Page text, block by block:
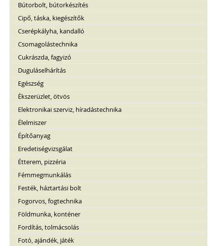
Bútorbolt, bútorkészítés
Cipő, táska, kiegészítők
Cserépkályha, kandalló
Csomagolástechnika
Cukrászda, fagyizó
Duguláselhárítás
Egészség
Ékszerüzlet, ötvös
Elektronikai szerviz, híradástechnika
Élelmiszer
Építőanyag
Eredetiségvizsgálat
Étterem, pizzéria
Fémmegmunkálás
Festék, háztartási bolt
Fogorvos, fogtechnika
Földmunka, konténer
Fordítás, tolmácsolás
Fotó, ajándék, játék